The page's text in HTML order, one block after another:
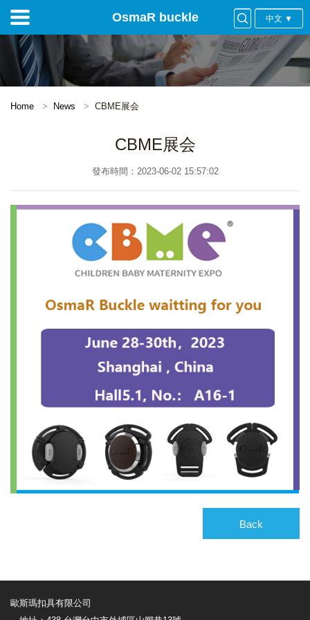
中文 ▼
OsmaR buckle
Home News CBME展会
CBME展会
發布時間：2023-06-02 15:57:02
Back
歐斯瑪扣具有限公司